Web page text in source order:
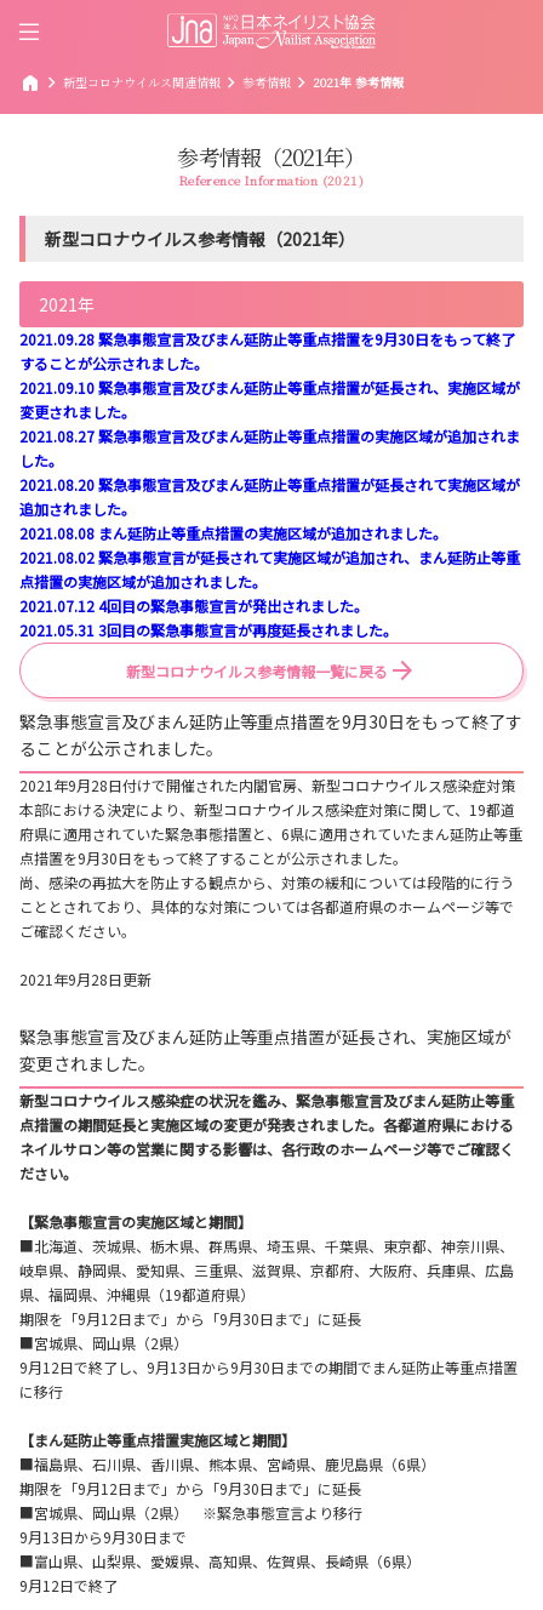
home chevron_right 新型コロナウイルス関連情報 chevron_right 参考情報 chevron_right 2021年 参考情報
参考情報（2021年）
Reference Information (2021)
新型コロナウイルス参考情報（2021年）
2021年
2021.09.28 緊急事態宣言及びまん延防止等重点措置を9月30日をもって終了
することが公示されました。
2021.09.10 緊急事態宣言及びまん延防止等重点措置が延長され、実施区域が
変更されました。
2021.08.27 緊急事態宣言及びまん延防止等重点措置の実施区域が追加されま
した。
2021.08.20 緊急事態宣言及びまん延防止等重点措置が延長されて実施区域が
追加されました。
2021.08.08 まん延防止等重点措置の実施区域が追加されました。
2021.08.02 緊急事態宣言が延長されて実施区域が追加され、まん延防止等重
点措置の実施区域が追加されました。
2021.07.12 4回目の緊急事態宣言が発出されました。
2021.05.31 3回目の緊急事態宣言が再度延長されました。
新型コロナウイルス参考情報一覧に戻る
緊急事態宣言及びまん延防止等重点措置を9月30日をもって終了す
ることが公示されました。
2021年9月28日付けで開催された内閣官房、新型コロナウイルス感染症対策
本部における決定により、新型コロナウイルス感染症対策に関して、19都道
府県に適用されていた緊急事態措置と、6県に適用されていたまん延防止等重
点措置を9月30日をもって終了することが公示されました。
尚、感染の再拡大を防止する観点から、対策の緩和については段階的に行う
こととされており、具体的な対策については各都道府県のホームページ等で
ご確認ください。
2021年9月28日更新
緊急事態宣言及びまん延防止等重点措置が延長され、実施区域が
変更されました。
新型コロナウイルス感染症の状況を鑑み、緊急事態宣言及びまん延防止等重
点措置の期間延長と実施区域の変更が発表されました。各都道府県における
ネイルサロン等の営業に関する影響は、各行政のホームページ等でご確認く
ださい。
【緊急事態宣言の実施区域と期間】
■北海道、茨城県、栃木県、群馬県、埼玉県、千葉県、東京都、神奈川県、
岐阜県、静岡県、愛知県、三重県、滋賀県、京都府、大阪府、兵庫県、広島
県、福岡県、沖縄県（19都道府県）
期限を「9月12日まで」から「9月30日まで」に延長
■宮城県、岡山県（2県）
9月12日で終了し、9月13日から9月30日までの期間でまん延防止等重点措置
に移行
【まん延防止等重点措置実施区域と期間】
■福島県、石川県、香川県、熊本県、宮崎県、鹿児島県（6県）
期限を「9月12日まで」から「9月30日まで」に延長
■宮城県、岡山県（2県） ※緊急事態宣言より移行
9月13日から9月30日まで
■富山県、山梨県、愛媛県、高知県、佐賀県、長崎県（6県）
9月12日で終了